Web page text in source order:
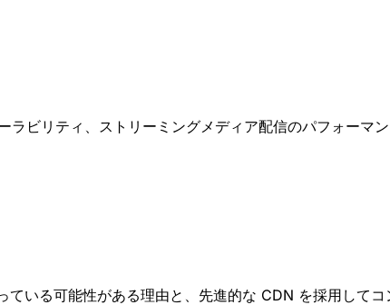
ビリティ、ストリーミングメディア配信のパフォーマ
いる可能性がある理由と、先進的な CDN を採用してコ